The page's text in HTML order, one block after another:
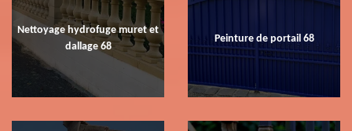
Nettoyage hydrofuge muret et
dallage 68
Peinture de portail 68